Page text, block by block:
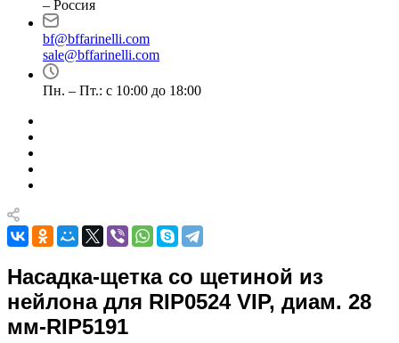
– Россия
bf@bffarinelli.com
sale@bffarinelli.com
Пн. – Пт.: с 10:00 до 18:00
Насадка-щетка со щетиной из
нейлона для RIP0524 VIP, диам. 28
мм-RIP5191